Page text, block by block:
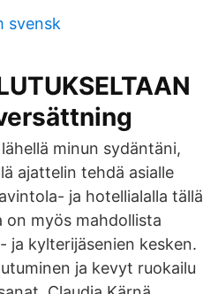
svensk
minun sydäntäni,
ajattelin tehdä asialle
ja hotellialalla tällä
on myös mahdollista
ja kylterijäsenien kesken.
ja kevyt ruokailu